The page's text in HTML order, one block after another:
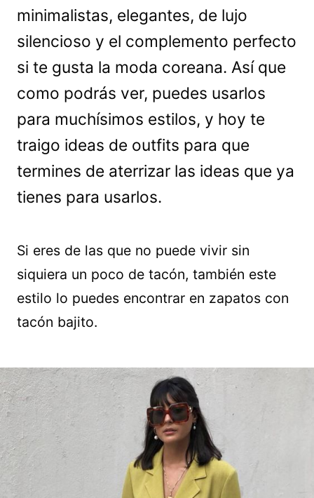
minimalistas, elegantes, de lujo
silencioso y el complemento perfecto
si te gusta la moda coreana. Así que
como podrás ver, puedes usarlos
para muchísimos estilos, y hoy te
traigo ideas de outfits para que
termines de aterrizar las ideas que ya
tienes para usarlos.
Si eres de las que no puede vivir sin
siquiera un poco de tacón, también este
estilo lo puedes encontrar en zapatos con
tacón bajito.